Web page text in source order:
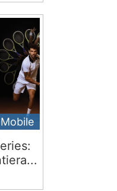
Mobile